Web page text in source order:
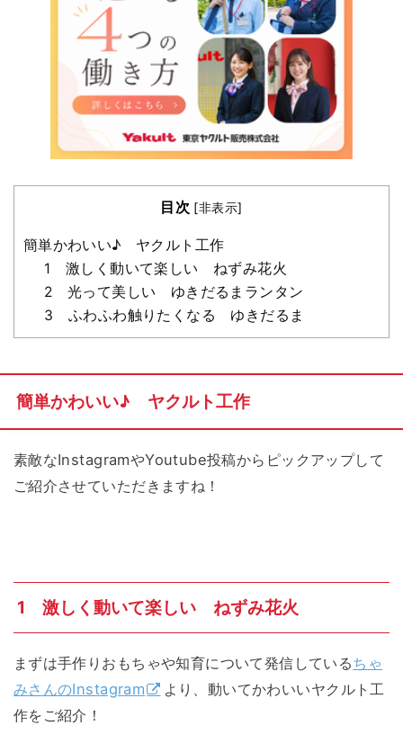
目次 [非表示]
簡単かわいい♪ ヤクルト工作
1 激しく動いて楽しい ねずみ花火
2 光って美しい ゆきだるまランタン
3 ふわふわ触りたくなる ゆきだるま
簡単かわいい♪ ヤクルト工作
素敵なInstagramやYoutube投稿からピックアップして
ご紹介させていただきますね！
1 激しく動いて楽しい ねずみ花火
まずは手作りおもちゃや知育について発信しているちゃ
みさんのInstagram
より、動いてかわいいヤクルト工
作をご紹介！